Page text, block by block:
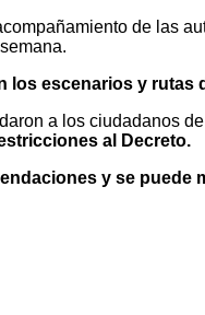
de las
los escenarios y
a los ciudadanos
al Decreto.
y se puede